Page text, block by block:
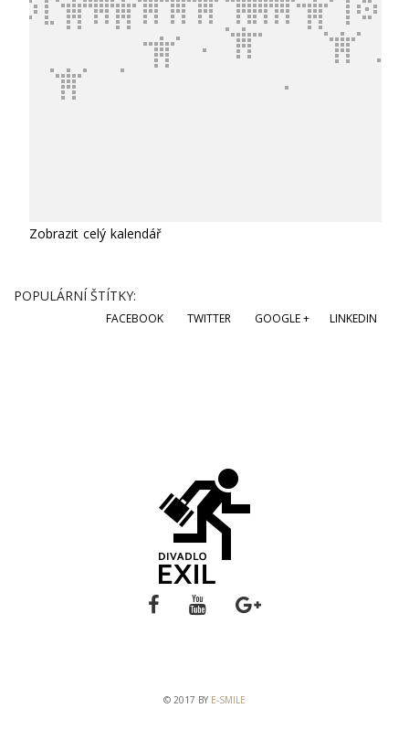
Zobrazit celý kalendář
POPULÁRNÍ ŠTÍTKY:
FACEBOOK TWITTER GOOGLE + LINKEDIN
© 2017 BY E-SMILE